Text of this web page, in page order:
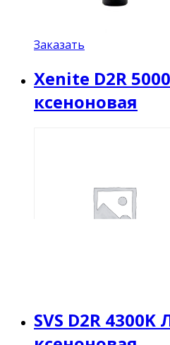
Заказать
Xenite D2R
ксеноновая
SVS D2R